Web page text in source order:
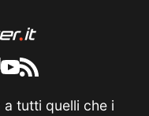
tutti quelli che i